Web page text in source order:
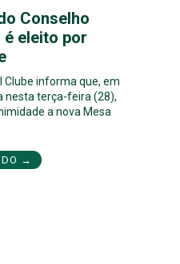
Conselho
eleito por
Clube informa que, em
nesta terça-feira (28),
a nova Mesa
→